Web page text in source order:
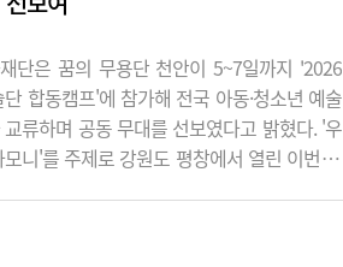
단은 꿈의 무용단 천안이 5~7일까지 '2026
합동캠프'에 참가해 전국 아동·청소년 예술
류하며 공동 무대를 선보였다고 밝혔다. '우
니'를 주제로 강원도 평창에서 열린 이번 캠